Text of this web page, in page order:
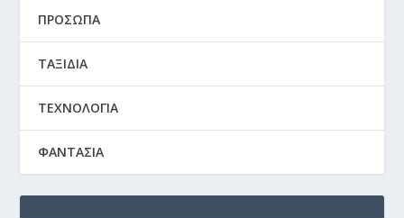
ΠΡΟΣΩΠΑ
ΤΑΞΙΔΙΑ
ΤΕΧΝΟΛΟΓΙΑ
ΦΑΝΤΑΣΙΑ